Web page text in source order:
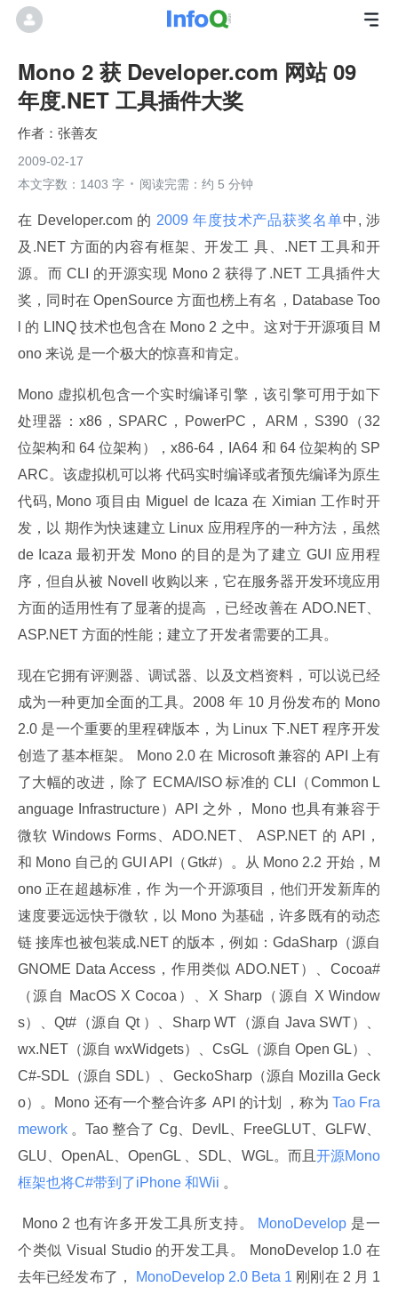
Mono 2 获 Developer.com 网站 09
年度.NET 工具插件大奖
张善友
2009-02-17
本文字数：1403 字
阅读完需：约 5 分钟
在 Developer.com 的 2009 年度技术产品获奖名单中, 涉
及.NET 方面的内容有框架、开发工 具、.NET 工具和开
源。而 CLI 的开源实现 Mono 2 获得了.NET 工具插件大
奖，同时在 OpenSource 方面也榜上有名，Database Too
l 的 LINQ 技术也包含在 Mono 2 之中。这对于开源项目 M
ono 来说 是一个极大的惊喜和肯定。
Mono 虚拟机包含一个实时编译引擎，该引擎可用于如下
处理器：x86，SPARC，PowerPC， ARM，S390（32
位架构和 64 位架构），x86-64，IA64 和 64 位架构的 SP
ARC。该虚拟机可以将 代码实时编译或者预先编译为原生
代码, Mono 项目由 Miguel de Icaza 在 Ximian 工作时开
发，以 期作为快速建立 Linux 应用程序的一种方法，虽然
de Icaza 最初开发 Mono 的目的是为了建立 GUI 应用程
序，但自从被 Novell 收购以来，它在服务器开发环境应用
方面的适用性有了显著的提高 ，已经改善在 ADO.NET、
ASP.NET 方面的性能；建立了开发者需要的工具。
现在它拥有评测器、调试器、以及文档资料，可以说已经
成为一种更加全面的工具。2008 年 10 月份发布的 Mono
2.0 是一个重要的里程碑版本，为 Linux 下.NET 程序开发
创造了基本框架。 Mono 2.0 在 Microsoft 兼容的 API 上有
了大幅的改进，除了 ECMA/ISO 标准的 CLI（Common L
anguage Infrastructure）API 之外， Mono 也具有兼容于
微软 Windows Forms、ADO.NET、 ASP.NET 的 API，
和 Mono 自己的 GUI API（Gtk#）。从 Mono 2.2 开始，M
ono 正在超越标准，作 为一个开源项目，他们开发新库的
速度要远远快于微软，以 Mono 为基础，许多既有的动态
链 接库也被包装成.NET 的版本，例如：GdaSharp（源自
GNOME Data Access，作用类似 ADO.NET）、Cocoa#
（源自 MacOS X Cocoa）、X Sharp（源自 X Window
s）、Qt#（源自 Qt ）、Sharp WT（源自 Java SWT）、
wx.NET（源自 wxWidgets）、CsGL（源自 Open GL）、
C#-SDL（源自 SDL）、GeckoSharp（源自 Mozilla Geck
o）。Mono 还有一个整合许多 API 的计划 ，称为 Tao Fra
mework 。Tao 整合了 Cg、DevIL、FreeGLUT、GLFW、
GLU、OpenAL、OpenGL 、SDL、WGL。而且 开源Mono
框架也将C#带到了iPhone 和Wii 。
Mono 2 也有许多开发工具所支持。 MonoDevelop 是一
个类似 Visual Studio 的开发工具。 MonoDevelop 1.0 在
去年已经发布了，
MonoDevelop 2.0 Beta 1 刚刚在 2 月 1